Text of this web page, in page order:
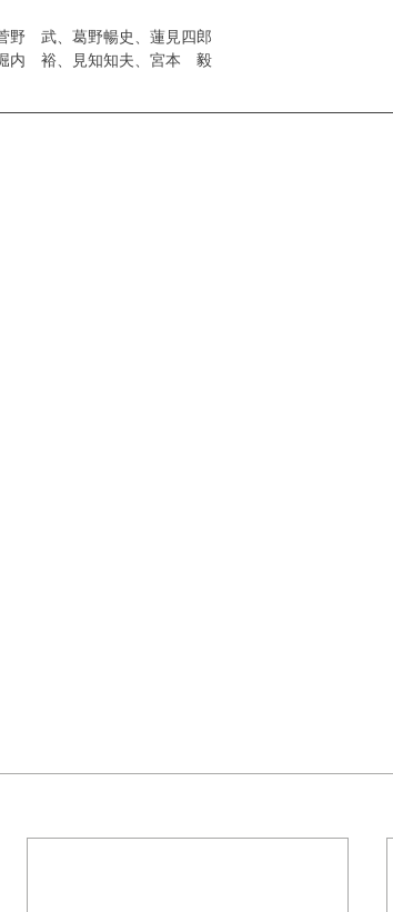
野　武、葛野暢史、蓮見四郎
裕、見知知夫、宮本　毅